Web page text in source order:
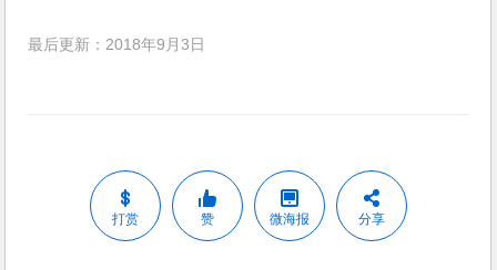
最后更新：2018年9月3日
打赏 赞 微海报 分享